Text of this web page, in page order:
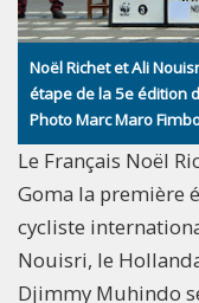
Noël Richet et Ali
étape de la 5e édition
Photo Marc Maro
Le Français Noël
Goma la première
cycliste
Nouisri, le
Djimmy Muhindo